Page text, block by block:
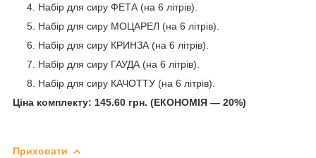
Набір для сиру ФЕТА (на 6 літрів).
Набір для сиру МОЦАРЕЛ (на 6 літрів).
Набір для сиру КРИНЗА (на 6 літрів).
Набір для сиру ГАУДА (на 6 літрів).
Набір для сиру КАЧОТТУ (на 6 літрів).
Ціна комплекту: 145.60 грн. (ЕКОНОМІЯ — 20%)
Приховати